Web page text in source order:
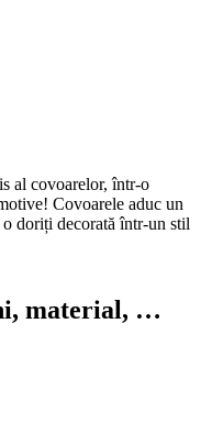
al covoarelor, într-o
Covoarele aduc un
doriți decorată într-un stil
material, …